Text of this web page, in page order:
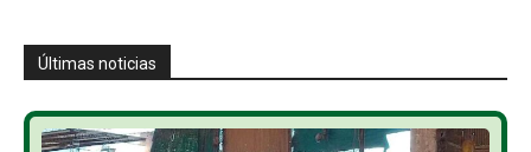
Últimas noticias